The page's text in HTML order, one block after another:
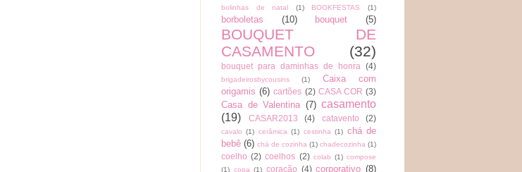
bolinhas de natal
(1) BOOKFESTAS (1)
borboletas (10) bouquet (5)
BOUQUET DE
CASAMENTO
(32)
bouquet para daminhas de honra (4)
brigadeirosbycousins (1)
Caixa com
origamis (6) cartões (2) CASA COR (3)
Casa de Valentina (7) casamento
(19)
CASAR2013 (4) catavento (2)
cavalo (1) cerâmica (1) cestinha (1) chá de
bebê (6) chá de cozinha (1) chadecozinha (1)
coelho (2) coelhos (2) colab (1) compose
(1) copa (1) coração (4) corporativo (8)